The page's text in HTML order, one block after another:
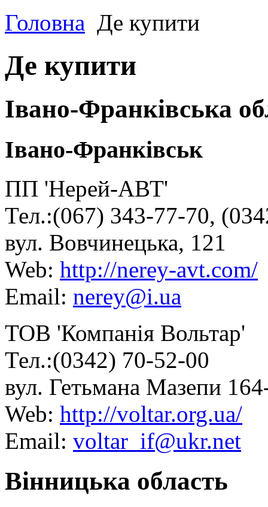
Головна Де купити
Де купити
Івано-Франківська
Івано-Франківськ
ПП 'Нерей-АВТ'
Тел.:(067) 343-77-70,
вул. Вовчинецька, 121
Web: http://nerey-avt.com/
Email: nerey@i.ua
ТОВ 'Компанія Вольтар'
Тел.:(0342) 70-52-00
вул. Гетьмана Мазепи
Web: http://voltar.org.ua/
Email: voltar_if@ukr.net
Вінницька область